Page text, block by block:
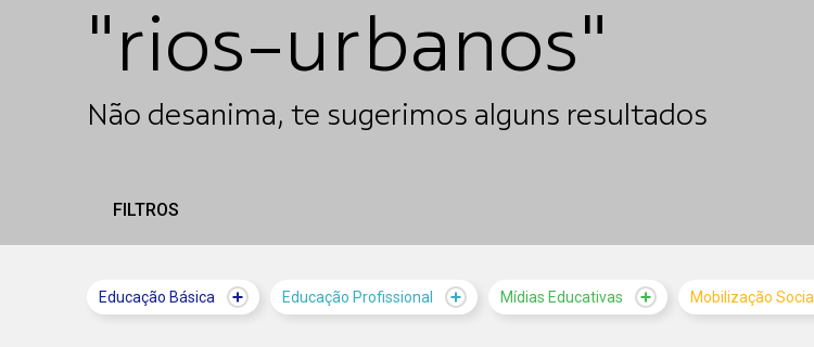
"rios-urbanos"
Não desanima, te sugerimos alguns resultados
FILTROS
Educação Básica Educação Profissional Mídias Educativas Mobilização Social